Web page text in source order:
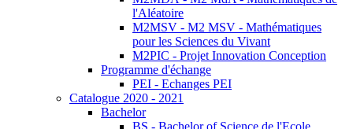
l'Aléatoire
M2MSV - M2 MSV - Mathématiques
pour les Sciences du Vivant
M2PIC - Projet Innovation Conception
Programme d'échange
PEI - Echanges PEI
Catalogue 2020 - 2021
Bachelor
BS - Bachelor of Science de l'Ecole